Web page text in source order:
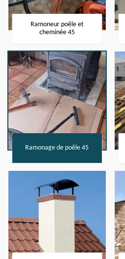
Ramoneur poêle et
cheminée 45
Ramonage de poêle 45